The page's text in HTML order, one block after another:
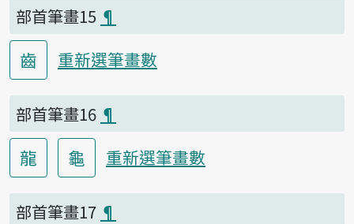
部首筆畫15 ¶
齒 重新選筆畫數
部首筆畫16 ¶
龍 龜 重新選筆畫數
部首筆畫17 ¶